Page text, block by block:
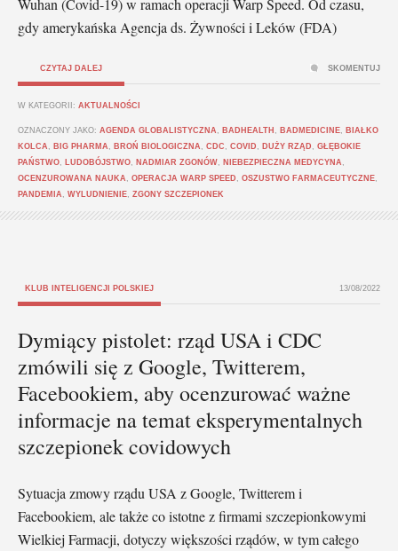
Wuhan (Covid-19) w ramach operacji Warp Speed. Od czasu,
gdy amerykańska Agencja ds. Żywności i Leków (FDA)
CZYTAJ DALEJ
W KATEGORII: AKTUALNOŚCI
OZNACZONY JAKO: AGENDA GLOBALISTYCZNA BADHEALTH BADMEDICINE
BIAŁKO
KOLCA
BIG PHARMA BROŃ BIOLOGICZNA CDC COVID DUŻY RZĄD
GŁĘBOKIE
PAŃSTWO
LUDOBÓJSTWO NADMIAR ZGONÓW NIEBEZPIECZNA MEDYCYNA
OCENZUROWANA NAUKA
OPERACJA WARP SPEED OSZUSTWO FARMACEUTYCZNE
PANDEMIA
WYLUDNIENIE ZGONY SZCZEPIONEK
SKOMENTUJ
KLUB INTELIGENCJI POLSKIEJ 13/08/2022
Dymiący pistolet: rząd USA i CDC
zmówili się z Google, Twitterem,
Facebookiem, aby ocenzurować ważne
informacje na temat eksperymentalnych
szczepionek covidowych
Sytuacja zmowy rządu USA z Google, Twitterem i
Facebookiem, ale także co istotne z firmami szczepionkowymi
Wielkiej Farmacji, dotyczy większości rządów, w tym całego